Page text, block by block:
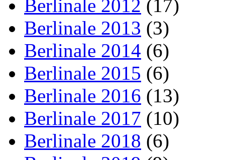
Berlinale 2012 (17)
Berlinale 2013 (3)
Berlinale 2014 (6)
Berlinale 2015 (6)
Berlinale 2016 (13)
Berlinale 2017 (10)
Berlinale 2018 (6)